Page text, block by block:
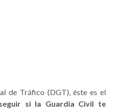
de Tráfico (DGT), éste es el
si la Guardia Civil te